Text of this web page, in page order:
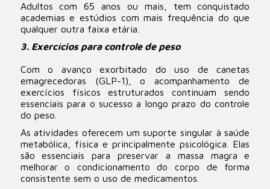
Adultos com 65 anos ou mais, tem conquistado
academias e estúdios com mais frequência do que
qualquer outra faixa etária.
3. Exercícios para controle de peso
Com o avanço exorbitado do uso de canetas
emagrecedoras (GLP-1), o acompanhamento de
exercícios físicos estruturados continuam sendo
essenciais para o sucesso a longo prazo do controle
do peso.
As atividades oferecem um suporte singular à saúde
metabólica, física e principalmente psicológica. Elas
são essenciais para preservar a massa magra e
melhorar o condicionamento do corpo de forma
consistente sem o uso de medicamentos.